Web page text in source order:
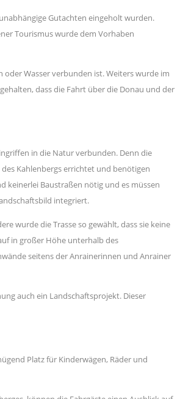
Gutachten eingeholt wurden.
Tourismus wurde dem Vorhaben
Wasser verbunden ist. Weiters wurde im
dass die Fahrt über die Donau und der
in die Natur verbunden. Denn die
Kahlenbergs errichtet und benötigen
keinerlei Baustraßen nötig und es müssen
integriert.
wurde die Trasse so gewählt, dass sie keine
in großer Höhe unterhalb des
seitens der Anrainerinnen und Anrainer
auch ein Landschaftsprojekt. Dieser
Platz für Kinderwägen, Räder und